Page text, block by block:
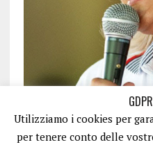
Utilizziamo i cookies per
per tenere conto delle